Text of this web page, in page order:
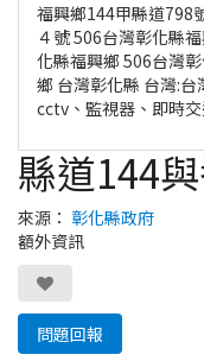
福興鄉144甲縣道798
４號 506台灣彰化縣
化縣福興鄉 506台灣
鄉 台灣彰化縣 台灣:台
cctv、監視器、即時
縣道144
來源： 彰化縣政府
額外資訊
問題回報